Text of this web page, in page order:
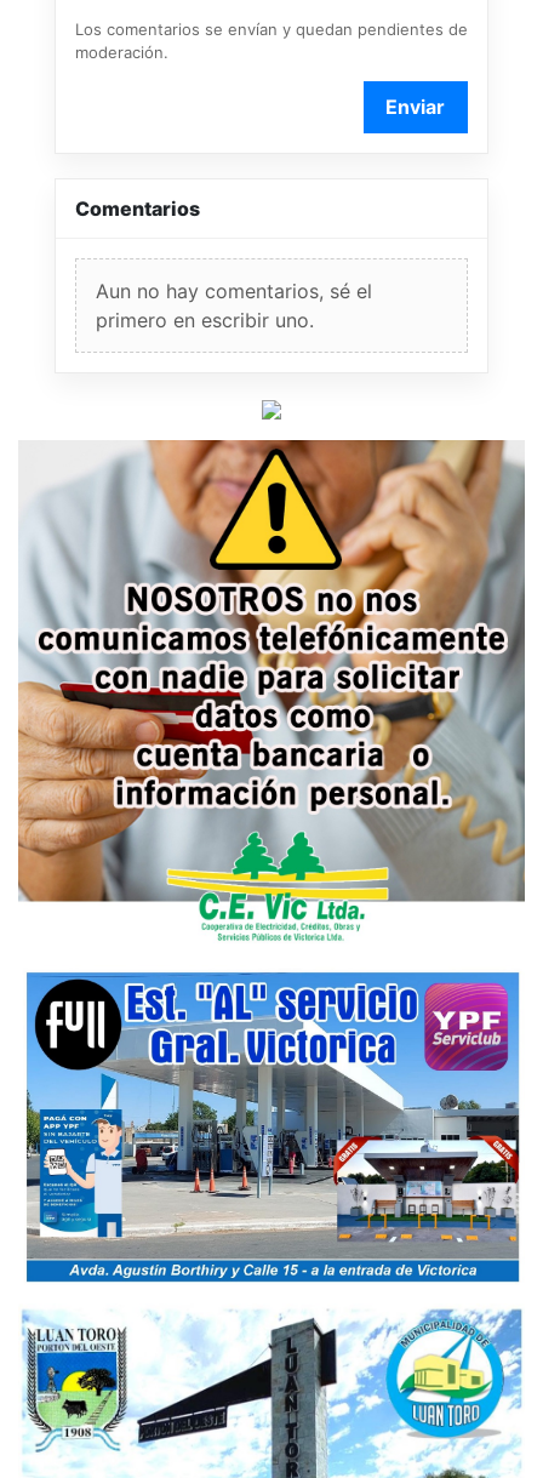
Los comentarios se envían y quedan pendientes de
moderación.
Enviar
Comentarios
Aun no hay comentarios, sé el
primero en escribir uno.